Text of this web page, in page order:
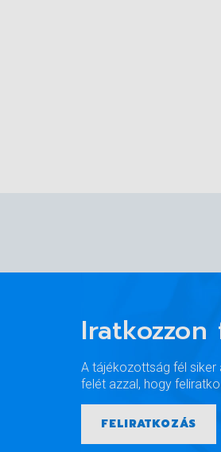
A tájékozottság fél siker
felét azzal, hogy
FELIRATKOZÁS